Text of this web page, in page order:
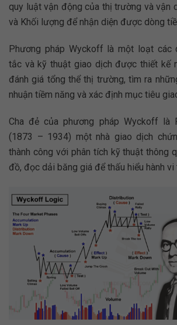
quy luật vận động của thị trường và vận
và Khối lượng để nhận diện được dòng
Phương pháp Wyckoff là một loạt các
tắc và kỹ thuật giao dịch được thiết kế
đánh giá tổng thể thị trường, tìm ra
nhuận tiềm năng và xác định mục tiêu
Cha đẻ của phương pháp Wyckoff là
(1873 – 1934) một nhà giao dịch
thành công với phân tích kỹ thuật thông
đồ, đọc dải băng giá để thấu hiểu hành vi